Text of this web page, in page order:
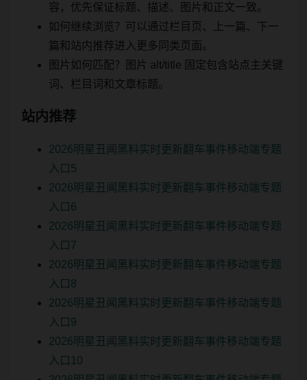
容，优先保证标题、描述、图片和正文一致。
如何继续浏览？可以通过栏目页、上一篇、下一
篇和站内推荐进入更多同类页面。
图片如何匹配？图片 alt/title 固定包含站点主关键
词、栏目词和文章标题。
站内推荐
2026明星丑闻黑料实时更新翻车事件移动端专题
入口5
2026明星丑闻黑料实时更新翻车事件移动端专题
入口6
2026明星丑闻黑料实时更新翻车事件移动端专题
入口7
2026明星丑闻黑料实时更新翻车事件移动端专题
入口8
2026明星丑闻黑料实时更新翻车事件移动端专题
入口9
2026明星丑闻黑料实时更新翻车事件移动端专题
入口10